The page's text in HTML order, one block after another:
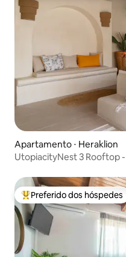
Apartamento ⋅ Heraklion
UtopiacityNest 3 Rooftop
Entre os melhores
Preferido dos hóspedes